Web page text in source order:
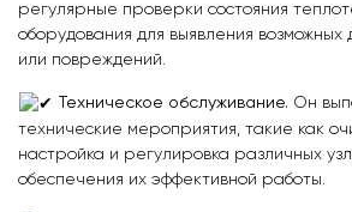
регулярные проверки состояния
оборудования для выявления возможных
или повреждений.
Техническое обслуживание. Он
технические мероприятия, такие как
настройка и регулировка различных
обеспечения их эффективной работы.